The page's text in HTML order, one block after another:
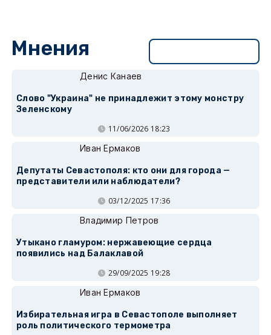
Мнения
Денис Канаев
Слово "Украина" не принадлежит этому монстру
Зеленскому
11/06/2026 18:23
Иван Ермаков
Депутаты Севастополя: кто они для города —
представители или наблюдатели?
03/12/2025 17:36
Владимир Петров
Утыкано гламуром: нержавеющие сердца
появились над Балаклавой
29/09/2025 19:28
Иван Ермаков
Избирательная игра в Севастополе выполняет
роль политического термометра